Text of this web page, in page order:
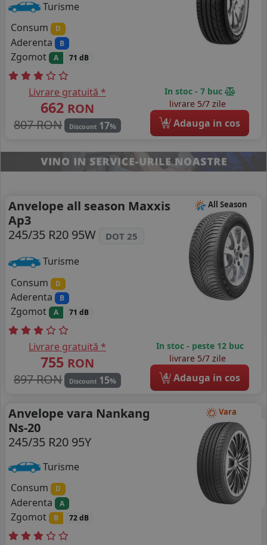
Turisme
Consum
D
Aderenta B
Zgomot A 71 dB
Livrare gratuită *
662 RON
807 RON
Discount 17%
In stoc - 7 buc
livrare 5/7 zile
4 Adauga in cos
All Season
Anvelope all season Maxxis
Ap3
245/35 R20 95W
DOT 25
Turisme
Consum
D
Aderenta B
Zgomot A 71 dB
Livrare gratuită *
755 RON
897 RON
Discount 15%
In stoc - peste 12 buc
livrare 5/7 zile
4 Adauga in cos
Vara
Anvelope vara Nankang
Ns-20
245/35 R20 95Y
Turisme
Consum
D
Aderenta A
Zgomot B 72 dB